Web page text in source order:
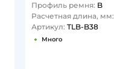
Профиль ремня: B
Расчетная длина, мм:
Артикул: TLB-B38
Много